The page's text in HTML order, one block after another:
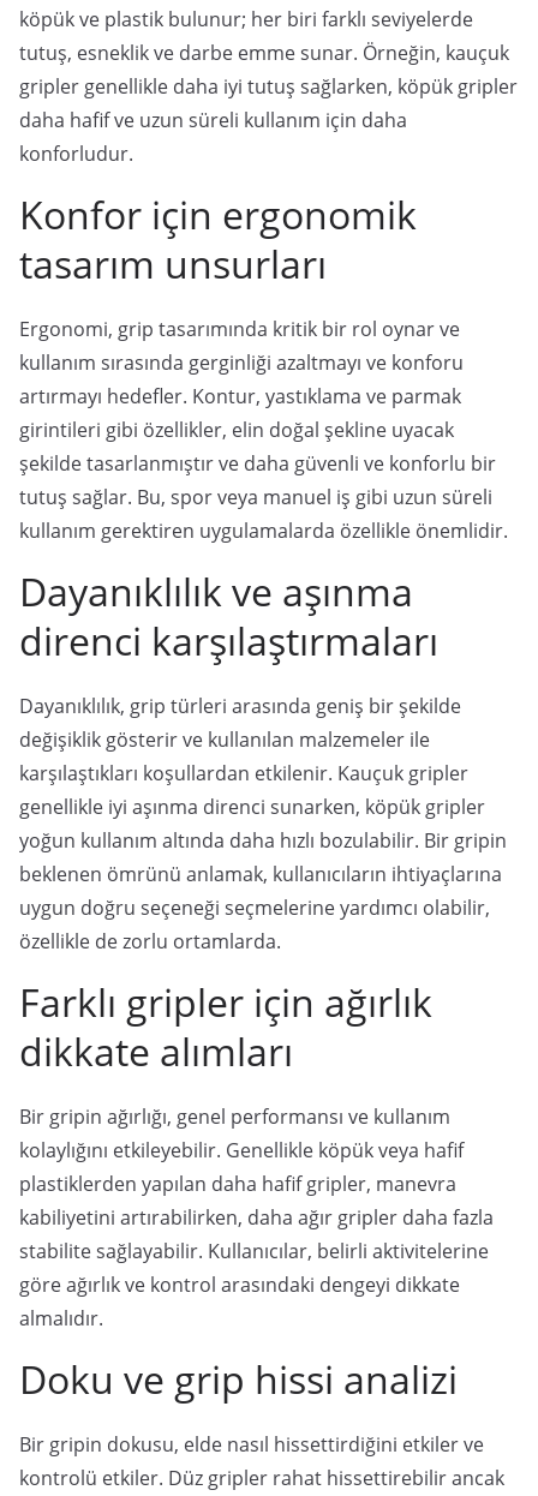
köpük ve plastik bulunur; her biri farklı seviyelerde
tutuş, esneklik ve darbe emme sunar. Örneğin, kauçuk
gripler genellikle daha iyi tutuş sağlarken, köpük gripler
daha hafif ve uzun süreli kullanım için daha
konforludur.
Konfor için ergonomik
tasarım unsurları
Ergonomi, grip tasarımında kritik bir rol oynar ve
kullanım sırasında gerginliği azaltmayı ve konforu
artırmayı hedefler. Kontur, yastıklama ve parmak
girintileri gibi özellikler, elin doğal şekline uyacak
şekilde tasarlanmıştır ve daha güvenli ve konforlu bir
tutuş sağlar. Bu, spor veya manuel iş gibi uzun süreli
kullanım gerektiren uygulamalarda özellikle önemlidir.
Dayanıklılık ve aşınma
direnci karşılaştırmaları
Dayanıklılık, grip türleri arasında geniş bir şekilde
değişiklik gösterir ve kullanılan malzemeler ile
karşılaştıkları koşullardan etkilenir. Kauçuk gripler
genellikle iyi aşınma direnci sunarken, köpük gripler
yoğun kullanım altında daha hızlı bozulabilir. Bir gripin
beklenen ömrünü anlamak, kullanıcıların ihtiyaçlarına
uygun doğru seçeneği seçmelerine yardımcı olabilir,
özellikle de zorlu ortamlarda.
Farklı gripler için ağırlık
dikkate alımları
Bir gripin ağırlığı, genel performansı ve kullanım
kolaylığını etkileyebilir. Genellikle köpük veya hafif
plastiklerden yapılan daha hafif gripler, manevra
kabiliyetini artırabilirken, daha ağır gripler daha fazla
stabilite sağlayabilir. Kullanıcılar, belirli aktivitelerine
göre ağırlık ve kontrol arasındaki dengeyi dikkate
almalıdır.
Doku ve grip hissi analizi
Bir gripin dokusu, elde nasıl hissettirdiğini etkiler ve
kontrolü etkiler. Düz gripler rahat hissettirebilir ancak